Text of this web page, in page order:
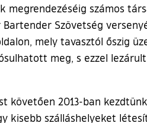
számos
Szövetség
mely tavasztól őszig
meg, s ezzel lezárult
követően 2013-ban
kisebb szálláshelyeket